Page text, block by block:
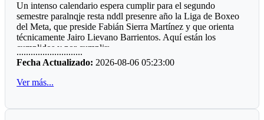
Un intenso calendario espera cumplir para el segundo
semestre paralnqje resta nddl presenre año la Liga de Boxeo
del Meta, que preside Fabián Sierra Martínez y que orienta
técnicamente Jairo Lievano Barrientos. Aquí están los
cumplidos y por cumplir:
"Guamal *
El pasado fin de semana se cumplió en el polideportivo del
patrocinada por el alcalde a José Fernando Peña Rabelo y
............................
Fecha Actualizado: 2026-08-06 05:23:00
Ver más...